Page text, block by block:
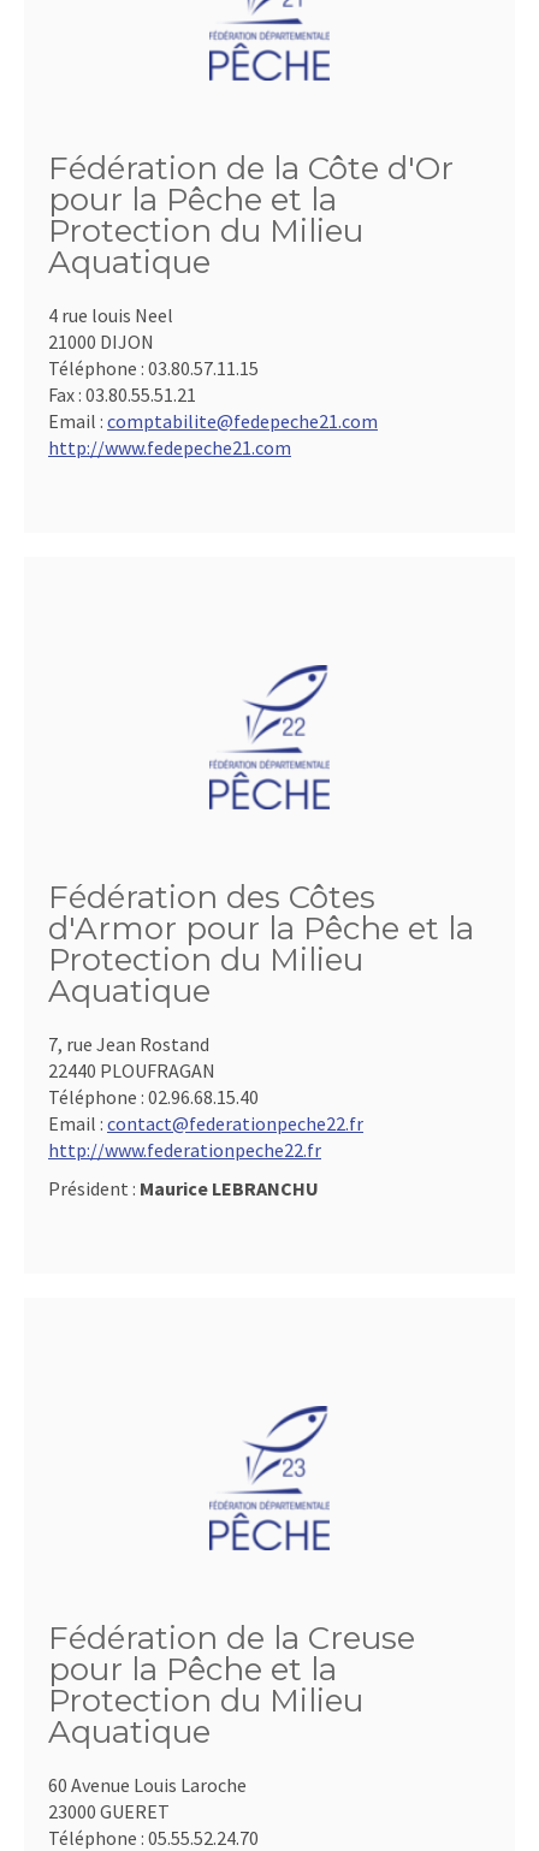
Fédération de la Côte d'Or
pour la Pêche et la
Protection du Milieu
Aquatique
4 rue louis Neel
21000 DIJON
Téléphone : 03.80.57.11.15
Fax : 03.80.55.51.21
Email : comptabilite@fedepeche21.com
http://www.fedepeche21.com
Fédération des Côtes
d'Armor pour la Pêche et la
Protection du Milieu
Aquatique
7, rue Jean Rostand
22440 PLOUFRAGAN
Téléphone : 02.96.68.15.40
Email : contact@federationpeche22.fr
http://www.federationpeche22.fr
Président : Maurice LEBRANCHU
Fédération de la Creuse
pour la Pêche et la
Protection du Milieu
Aquatique
60 Avenue Louis Laroche
23000 GUERET
Téléphone : 05.55.52.24.70